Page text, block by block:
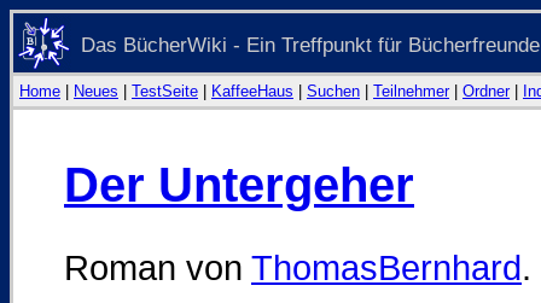
Das BücherWiki - Ein Treffpunkt für Bücherfreunde
Home Neues TestSeite KaffeeHaus Suchen Teilnehmer| Ordner|
Der Untergeher
Roman von ThomasBernhard.